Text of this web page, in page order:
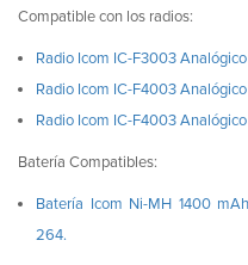
Compatible con los radios:
Radio Icom IC-F3003 Analógico
Radio Icom IC-F4003
Radio Icom IC-F4003
Batería Compatibles:
Batería Icom Ni-MH 1400
264.